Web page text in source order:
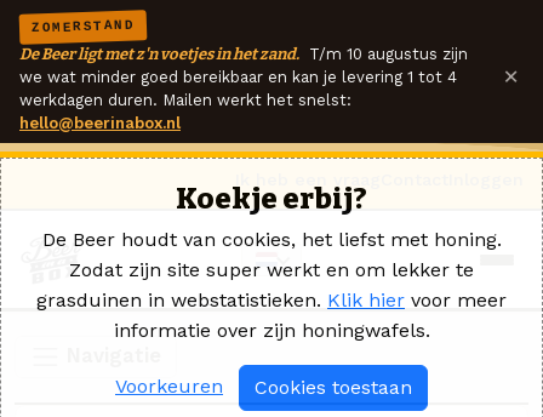
ZOMERSTAND
De Beer ligt met z'n voetjes in het zand. T/m 10 augustus zijn
we wat minder goed bereikbaar en kan je levering 1 tot 4
werkdagen duren. Mailen werkt het snelst:
hello@beerinabox.nl
×
Koekje erbij?
De Beer houdt van cookies, het liefst met honing.
Zodat zijn site super werkt en om lekker te
grasduinen in webstatistieken. Klik hier voor meer
informatie over zijn honingwafels.
Voorkeuren Cookies toestaan